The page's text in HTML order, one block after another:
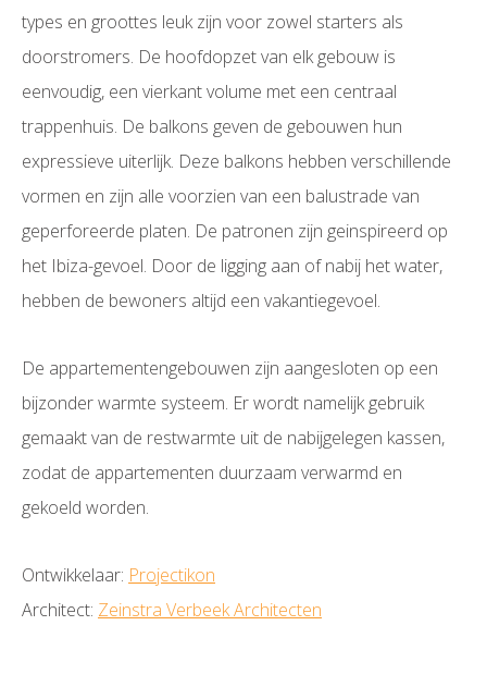
types en groottes leuk zijn voor zowel starters als
doorstromers. De hoofdopzet van elk gebouw is
eenvoudig, een vierkant volume met een centraal
trappenhuis. De balkons geven de gebouwen hun
expressieve uiterlijk. Deze balkons hebben verschillende
vormen en zijn alle voorzien van een balustrade van
geperforeerde platen. De patronen zijn geinspireerd op
het Ibiza-gevoel. Door de ligging aan of nabij het water,
hebben de bewoners altijd een vakantiegevoel.
De appartementengebouwen zijn aangesloten op een
bijzonder warmte systeem. Er wordt namelijk gebruik
gemaakt van de restwarmte uit de nabijgelegen kassen,
zodat de appartementen duurzaam verwarmd en
gekoeld worden.
Ontwikkelaar: Projectikon
Architect: Zeinstra Verbeek Architecten